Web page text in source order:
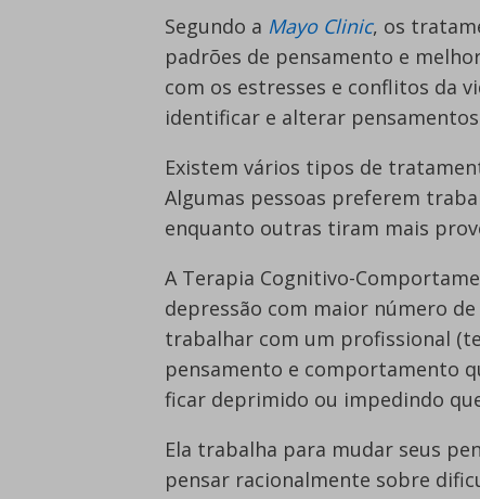
Segundo a Mayo Clinic, os
padrões de pensamento e
com os estresses e conflitos da
identificar e alterar
Existem vários tipos de
Algumas pessoas preferem
enquanto outras tiram mais
A Terapia Cognitivo-
depressão com maior número
trabalhar com um profissional
pensamento e comportamento
ficar deprimido ou impedindo
Ela trabalha para mudar seus
pensar racionalmente sobre